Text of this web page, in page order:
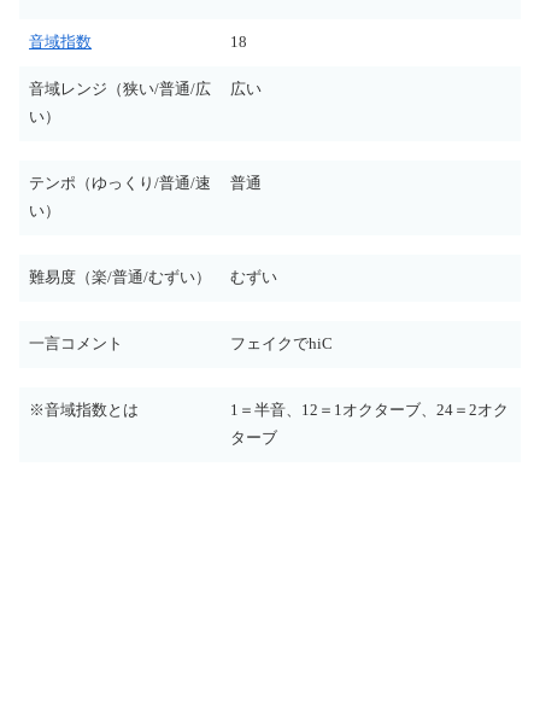
音域指数 18
音域レンジ（狭い/普通/広
い）
広い
テンポ（ゆっくり/普通/速
い）
普通
難易度（楽/普通/むずい） むずい
一言コメント フェイクでhiC
※音域指数とは
1＝半音、12＝1オクターブ、24＝2オク
ターブ